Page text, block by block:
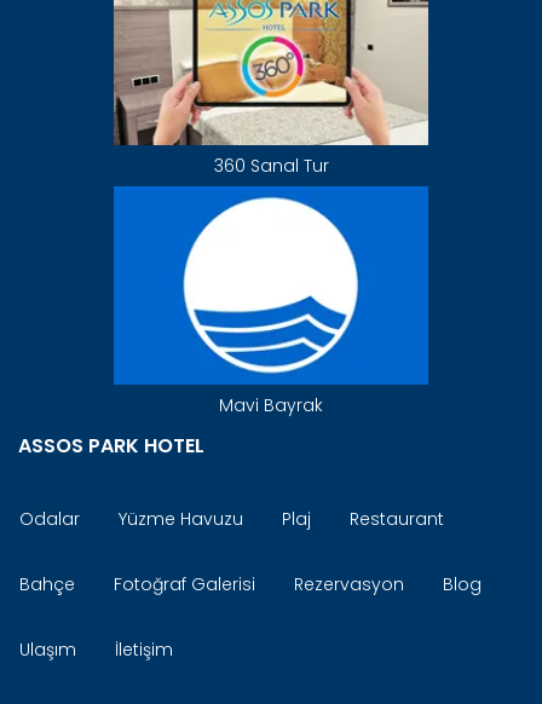
360 Sanal Tur
Mavi Bayrak
ASSOS PARK HOTEL
Odalar Yüzme Havuzu Plaj Restaurant
Bahçe Fotoğraf Galerisi Rezervasyon Blog
Ulaşım İletişim